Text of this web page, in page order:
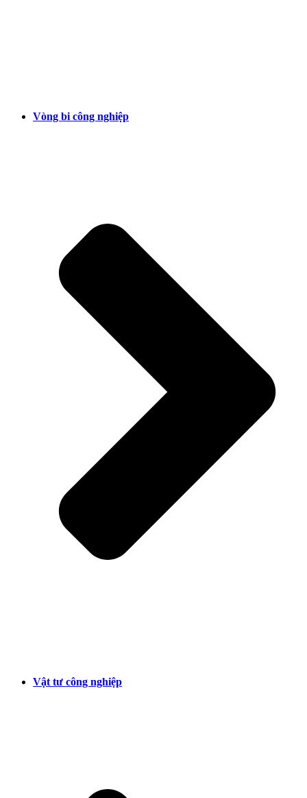
Vòng bi công nghiệp
Vật tư công nghiệp